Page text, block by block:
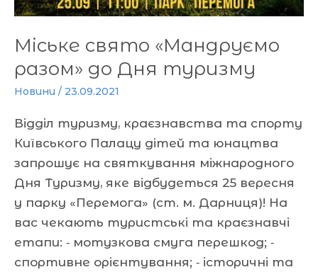
Міське свято «Мандруємо
разом» до Дня туризму
Новини / 23.09.2021
Відділ туризму, краєзнавства та спорту
Київського Палацу дітей та юнацтва
запрошує на святкування міжнародного
Дня Туризму, яке відбудеться 25 вересня
у парку «Перемога» (ст. м. Дарниця)! На
вас чекають туристські та краєзнавчі
етапи: ⁃ мотузкова смуга перешкод; ⁃
спортивне орієнтування; ⁃ історичні та